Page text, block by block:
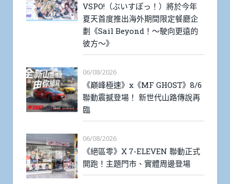
VSPO!（ぶいすぽっ！）將於今年
夏天首度推出海外期間限定餐廳企
劃《Sail Beyond！～駛向更遠的
彼方～》
06/08/2026
《巔峰極速》x《MF GHOST》8/6
聯動震撼登場！ 新世代山路傳說再
臨
06/08/2026
《絕區零》X 7-ELEVEN 聯動正式
開跑！主題門市、實體周邊登場